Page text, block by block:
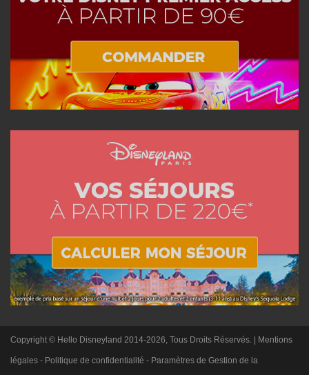
Copyright © Hello Disneyland 2014-2026, Tous Droits Réservés. | Mentions
légales - Politique de confidentialité - Paramètres de Gestion de la